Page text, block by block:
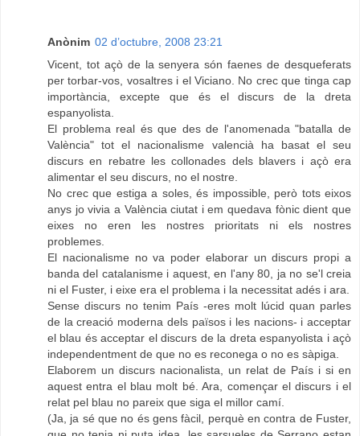
Anònim 02 d’octubre, 2008 23:21
Vicent, tot açò de la senyera són faenes de desqueferats
per torbar-vos, vosaltres i el Viciano. No crec que tinga cap
importància, excepte que és el discurs de la dreta
espanyolista.
El problema real és que des de l'anomenada "batalla de
València" tot el nacionalisme valencià ha basat el seu
discurs en rebatre les collonades dels blavers i açò era
alimentar el seu discurs, no el nostre.
No crec que estiga a soles, és impossible, però tots eixos
anys jo vivia a València ciutat i em quedava fònic dient que
eixes no eren les nostres prioritats ni els nostres
problemes.
El nacionalisme no va poder elaborar un discurs propi a
banda del catalanisme i aquest, en l'any 80, ja no se'l creia
ni el Fuster, i eixe era el problema i la necessitat adés i ara.
Sense discurs no tenim País -eres molt lúcid quan parles
de la creació moderna dels països i les nacions- i acceptar
el blau és acceptar el discurs de la dreta espanyolista i açò
independentment de que no es reconega o no es sàpiga.
Elaborem un discurs nacionalista, un relat de País i si en
aquest entra el blau molt bé. Ara, començar el discurs i el
relat pel blau no pareix que siga el millor camí.
(Ja, ja sé que no és gens fàcil, perquè en contra de Fuster,